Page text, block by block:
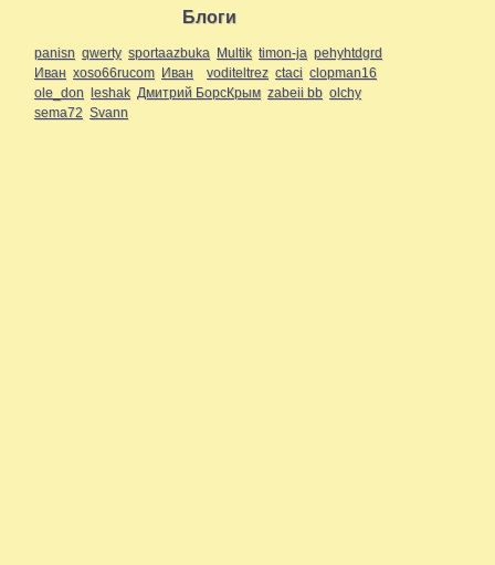
Блоги
panisn qwerty sportaazbuka Multik timon-ja pehyhtdgrd
Иван xoso66rucom Иван voditeltrez ctaci clopman16
ole_don leshak Дмитрий БорсКрым zabeii bb olchy
sema72 Svann